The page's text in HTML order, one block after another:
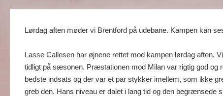
Lørdag aften møder vi Brentford på udebane. Kampen kan
Lasse Callesen har øjnene rettet mod kampen lørdag aften.
tidligt på sæsonen. Præstationen mod Milan var rigtig god og
bedste indsats og der var et par stykker imellem, som ikke
greb den. Hans niveau er dalet i lang tid og den